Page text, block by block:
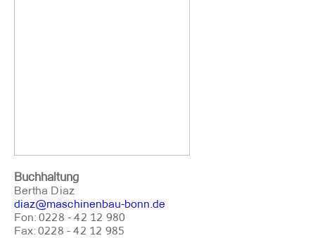
Buchhaltung
Bertha Diaz
diaz@maschinenbau-bonn.de
Fon: 0228 - 42 12 980
Fax: 0228 - 42 12 985